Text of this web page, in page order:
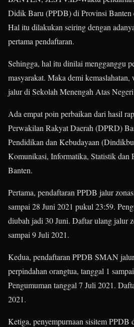
Didik Baru (PPDB) di Provinsi Banten
Hal itu dilakukan seiring dengan
pertama pendaftaran.
Sehingga, hal itu dinilai mengganggu
masyarakat. Maka demi
jalur di Sekolah Menengah Atas
Ada empat poin perbaikan dari hasil
Perwakilan Rakyat Daerah (DPRD)
Pendidikan dan Kebudayaan
Komunikasi, Informatika, Statistik dan
Banten.
Pertama, pendaftaran PPDB jalur
sampai 28 Juni 2021 pukul 23:59.
diubah jadi 30 Juni. Daftar ulang jalur
sampai 9 Juli 2021.
Kedua, pendaftaran PPDB SMAN
perpindahan orangtua, tanggal 1
Pengumuman tanggal 7 Juli 2021.
2021.
Ketiga, penyempurnaan sisitem PPDB